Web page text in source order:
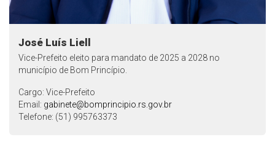
José Luís Liell
Vice-Prefeito eleito para mandato de 2025 a 2028 no
município de Bom Princípio.
Cargo: Vice-Prefeito
Email: gabinete@bomprincipio.rs.gov.br
Telefone: (51) 995763373